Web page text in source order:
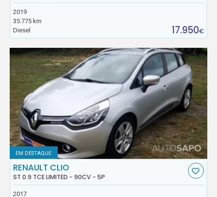
2019
35.775 km
Diesel
17.950€
EM DESTAQUE
RENAULT CLIO
ST 0.9 TCE LIMITED - 90CV - 5P
2017